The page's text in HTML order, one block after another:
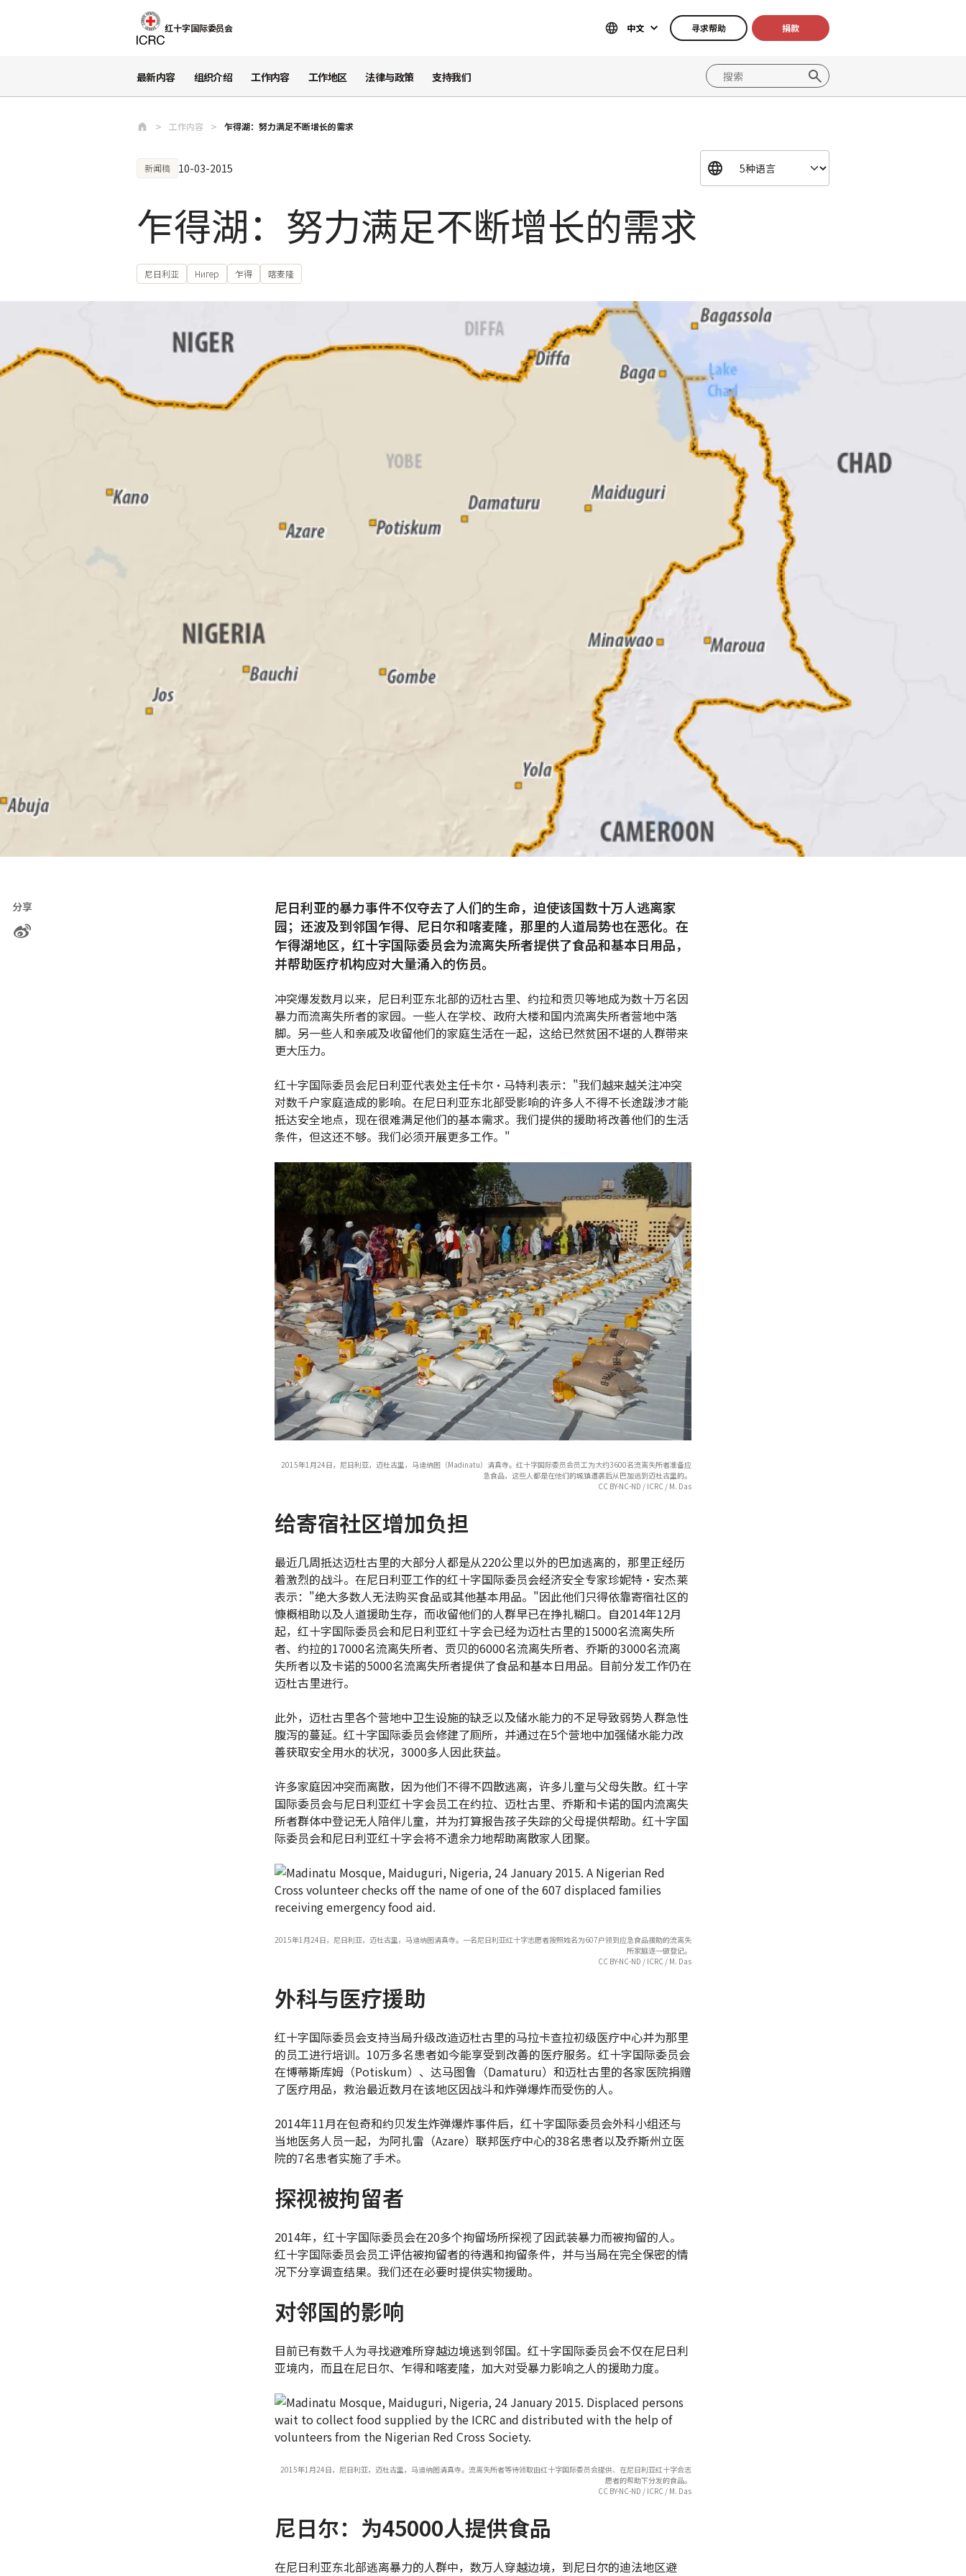
红十字国际委员会 中文 寻求帮助 捐款
最新内容 组织介绍 工作内容 工作地区 法律与政策 支持我们
工作内容 乍得湖：努力满足不断增长的需求
新闻稿 10-03-2015
乍得湖：努力满足不断增长的需求
尼日利亚 Нигер 乍得 喀麦隆
分享
尼日利亚的暴力事件不仅夺去了人们的生命，迫使该国数十万人逃离家
园；还波及到邻国乍得、尼日尔和喀麦隆，那里的人道局势也在恶化。在
乍得湖地区，红十字国际委员会为流离失所者提供了食品和基本日用品，
并帮助医疗机构应对大量涌入的伤员。
冲突爆发数月以来，尼日利亚东北部的迈杜古里、约拉和贡贝等地成为数十万名因
暴力而流离失所者的家园。一些人在学校、政府大楼和国内流离失所者营地中落
脚。另一些人和亲戚及收留他们的家庭生活在一起，这给已然贫困不堪的人群带来
更大压力。
红十字国际委员会尼日利亚代表处主任卡尔•马特利表示："我们越来越关注冲突
对数千户家庭造成的影响。在尼日利亚东北部受影响的许多人不得不长途跋涉才能
抵达安全地点，现在很难满足他们的基本需求。我们提供的援助将改善他们的生活
条件，但这还不够。我们必须开展更多工作。"
2015年1月24日，尼日利亚，迈杜古里，马迪纳图（Madinatu）清真寺。红十字国际委员会员工为大约3600名流离失所者准备应
急食品，这些人都是在他们的城镇遭袭后从巴加逃到迈杜古里的。
CC BY-NC-ND / ICRC / M. Das
给寄宿社区增加负担
最近几周抵达迈杜古里的大部分人都是从220公里以外的巴加逃离的，那里正经历
着激烈的战斗。在尼日利亚工作的红十字国际委员会经济安全专家珍妮特•安杰莱
表示："绝大多数人无法购买食品或其他基本用品。"因此他们只得依靠寄宿社区的
慷概相助以及人道援助生存，而收留他们的人群早已在挣扎糊口。自2014年12月
起，红十字国际委员会和尼日利亚红十字会已经为迈杜古里的15000名流离失所
者、约拉的17000名流离失所者、贡贝的6000名流离失所者、乔斯的3000名流离
失所者以及卡诺的5000名流离失所者提供了食品和基本日用品。目前分发工作仍在
迈杜古里进行。
此外，迈杜古里各个营地中卫生设施的缺乏以及储水能力的不足导致弱势人群急性
腹泻的蔓延。红十字国际委员会修建了厕所，并通过在5个营地中加强储水能力改
善获取安全用水的状况，3000多人因此获益。
许多家庭因冲突而离散，因为他们不得不四散逃离，许多儿童与父母失散。红十字
国际委员会与尼日利亚红十字会员工在约拉、迈杜古里、乔斯和卡诺的国内流离失
所者群体中登记无人陪伴儿童，并为打算报告孩子失踪的父母提供帮助。红十字国
际委员会和尼日利亚红十字会将不遗余力地帮助离散家人团聚。
2015年1月24日，尼日利亚，迈杜古里，马迪纳图清真寺。一名尼日利亚红十字志愿者按照姓名为607户领到应急食品援助的流离失
所家庭逐一做登记。
CC BY-NC-ND / ICRC / M. Das
外科与医疗援助
红十字国际委员会支持当局升级改造迈杜古里的马拉卡查拉初级医疗中心并为那里
的员工进行培训。10万多名患者如今能享受到改善的医疗服务。红十字国际委员会
在博蒂斯库姆（Potiskum）、达马图鲁（Damaturu）和迈杜古里的各家医院捐赠
了医疗用品，救治最近数月在该地区因战斗和炸弹爆炸而受伤的人。
2014年11月在包奇和约贝发生炸弹爆炸事件后，红十字国际委员会外科小组还与
当地医务人员一起，为阿扎雷（Azare）联邦医疗中心的38名患者以及乔斯州立医
院的7名患者实施了手术。
探视被拘留者
2014年，红十字国际委员会在20多个拘留场所探视了因武装暴力而被拘留的人。
红十字国际委员会员工评估被拘留者的待遇和拘留条件，并与当局在完全保密的情
况下分享调查结果。我们还在必要时提供实物援助。
对邻国的影响
目前已有数千人为寻找避难所穿越边境逃到邻国。红十字国际委员会不仅在尼日利
亚境内，而且在尼日尔、乍得和喀麦隆，加大对受暴力影响之人的援助力度。
2015年1月24日，尼日利亚，迈杜古里，马迪纳图清真寺。流离失所者等待领取由红十字国际委员会提供、在尼日利亚红十字会志
愿者的帮助下分发的食品。
CC BY-NC-ND / ICRC / M. Das
尼日尔：为45000人提供食品
在尼日利亚东北部逃离暴力的人群中，数万人穿越边境，到尼日尔的迪法地区避